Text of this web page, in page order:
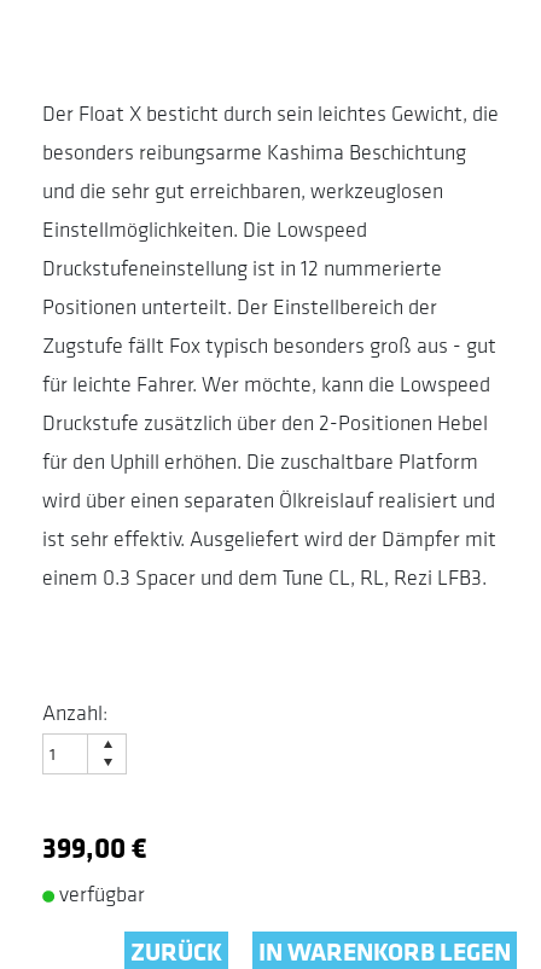
Der Float X besticht durch sein leichtes Gewicht, die
besonders reibungsarme Kashima Beschichtung
und die sehr gut erreichbaren, werkzeuglosen
Einstellmöglichkeiten. Die Lowspeed
Druckstufeneinstellung ist in 12 nummerierte
Positionen unterteilt. Der Einstellbereich der
Zugstufe fällt Fox typisch besonders groß aus - gut
für leichte Fahrer. Wer möchte, kann die Lowspeed
Druckstufe zusätzlich über den 2-Positionen Hebel
für den Uphill erhöhen. Die zuschaltbare Platform
wird über einen separaten Ölkreislauf realisiert und
ist sehr effektiv. Ausgeliefert wird der Dämpfer mit
einem 0.3 Spacer und dem Tune CL, RL, Rezi LFB3.
Anzahl:
399,00 €
verfügbar
ZURÜCK IN WARENKORB LEGEN